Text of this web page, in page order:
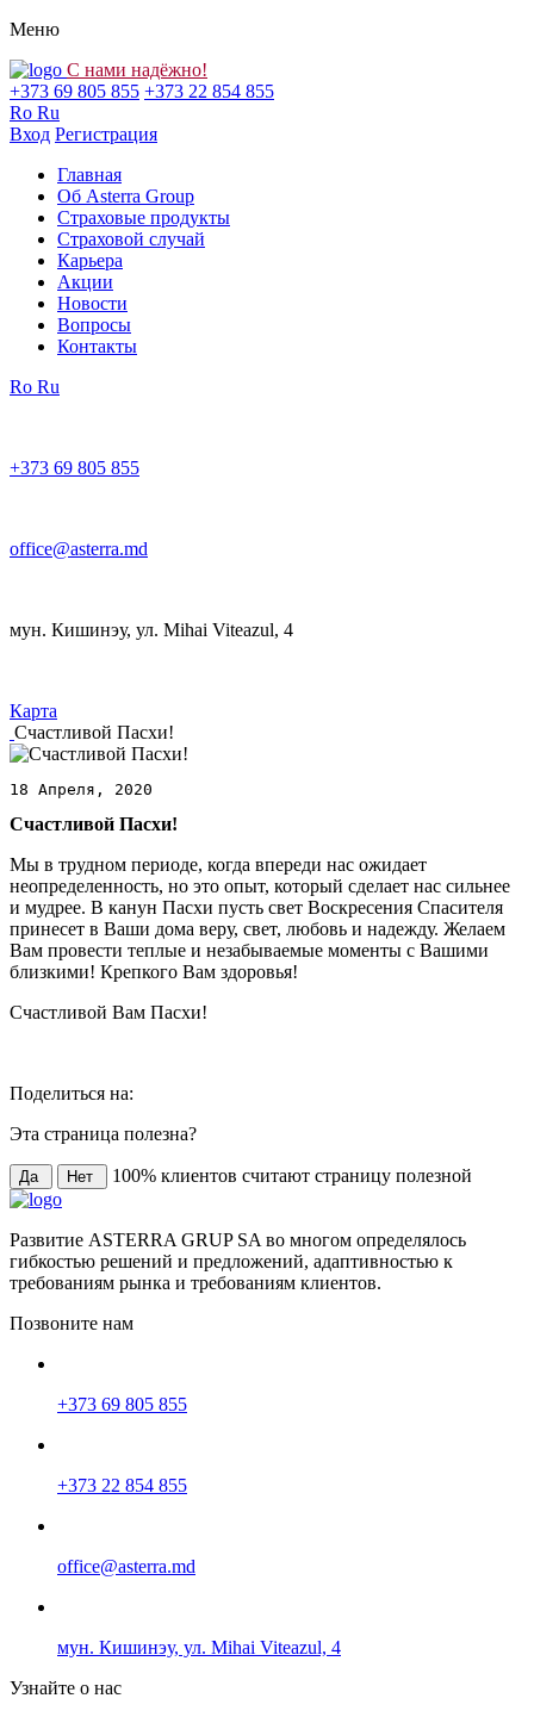
Меню
С нами надёжно!
+373 69 805 855 +373 22 854 855
Ro Ru
Вход Регистрация
Главная
Об Asterra Group
Страховые продукты
Страховой случай
Карьера
Акции
Новости
Вопросы
Контакты
Ro Ru
+373 69 805 855
office@asterra.md
мун. Кишинэу, ул. Mihai Viteazul, 4
Карта
Счастливой Пасхи!
18 Апреля, 2020
Счастливой Пасхи!
Мы в трудном периоде, когда впереди нас ожидает
неопределенность, но это опыт, который сделает нас сильнее
и мудрее. В канун Пасхи пусть свет Воскресения Спасителя
принесет в Ваши дома веру, свет, любовь и надежду. Желаем
Вам провести теплые и незабываемые моменты с Вашими
близкими! Крепкого Вам здоровья!
Счастливой Вам Пасхи!
Поделиться на:
Эта страница полезна?
Да Нет 100% клиентов считают страницу полезной
Развитие ASTERRA GRUP SA во многом определялось
гибкостью решений и предложений, адаптивностью к
требованиям рынка и требованиям клиентов.
Позвоните нам
+373 69 805 855
+373 22 854 855
office@asterra.md
мун. Кишинэу, ул. Mihai Viteazul, 4
Узнайте о нас